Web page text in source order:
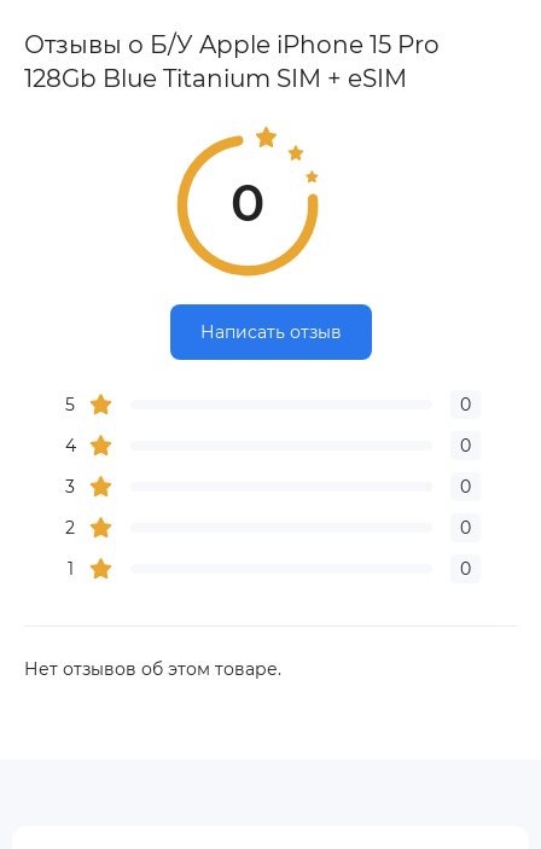
Отзывы о Б/У Apple iPhone 15 Pro
128Gb Blue Titanium SIM + eSIM
0
Написать отзыв
5
0
4
0
3
0
2
0
1
0
Нет отзывов об этом товаре.